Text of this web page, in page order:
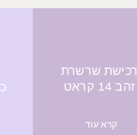
כ 14 ימי עסקים
רכישת שרשרת
זהב 14 קראט
קרא עוד